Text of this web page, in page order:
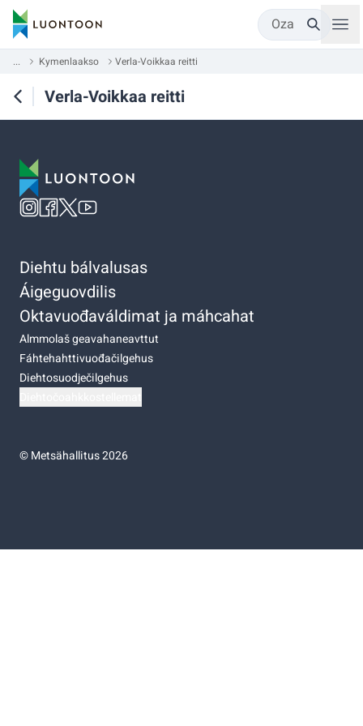
Oza
... Kymenlaakso Verla-Voikkaa reitti
Verla-Voikkaa reitti
Diehtu bálvalusas
Áigeguovdilis
Oktavuođaváldimat ja máhcahat
Almmolaš geavahaneavttut
Fáhtehahttivuođačilgehus
Diehtosuodječilgehus
©Metsähallitus 2026